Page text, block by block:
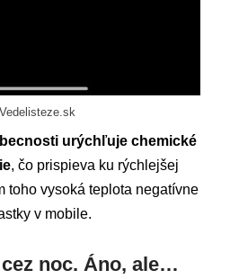
urýchľuje chemické
, čo prispieva ku rýchlejšej
toho vysoká teplota negatívne
v mobile.
noc. Áno, ale…